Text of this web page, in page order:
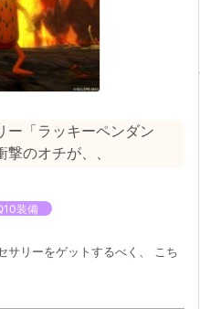
ー「ラッキーペンダン
のオチが、、
装備
サリーをゲットするべく、 こち